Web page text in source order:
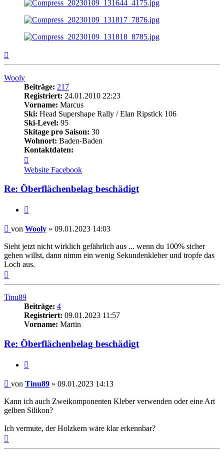
Wooly
Beiträge: 217
Registriert: 24.01.2010 22:23
Vorname: Marcus
Ski: Head Supershape Rally / Elan Ripstick 106
Ski-Level: 95
Skitage pro Saison: 30
Wohnort: Baden-Baden
Kontaktdaten:
von
Wooly
Website Facebook
Re: Öberflächenbelag beschädigt
Beitrag
von Wooly » 09.01.2023 14:03
Sieht jetzt nicht wirklich gefährlich aus ... wenn du 100% sicher
gehen willst, dann nimm ein wenig Sekundenkleber und tropfe das
Loch aus.
Tinu89
Beiträge: 4
Registriert: 09.01.2023 11:57
Vorname: Martin
Re: Öberflächenbelag beschädigt
Beitrag
von Tinu89 » 09.01.2023 14:13
Kann ich auch Zweikomponenten Kleber verwenden oder eine Art
gelben Silikon?
Ich vermute, der Holzkern wäre klar erkennbar?